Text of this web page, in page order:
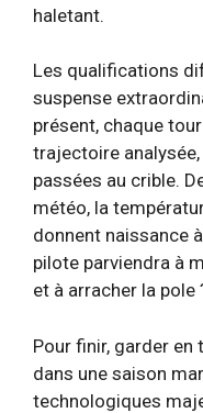
haletant.
Les qualifications
suspense
présent, chaque
trajectoire
passées au crible.
météo, la
donnent naissance
pilote parviendra à
et à arracher la pole
Pour finir, garder en
dans une saison
technologiques